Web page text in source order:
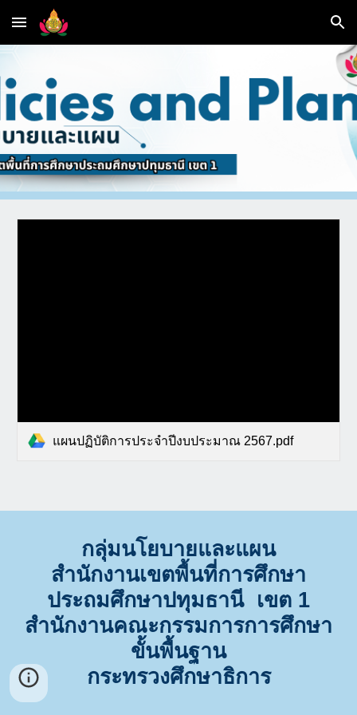
Skip to main content Skip to navigation
แผนปฏิบัติการประจำปีงบประมาณ 2567.pdf
กลุ่มนโยบายและแผน
สำนักงานเขตพื้นที่การศึกษา
ประถมศึกษาปทุมธานี เขต 1
สำนักงานคณะกรรมการการศึกษา
ขั้นพื้นฐาน
กระทรวงศึกษาธิการ